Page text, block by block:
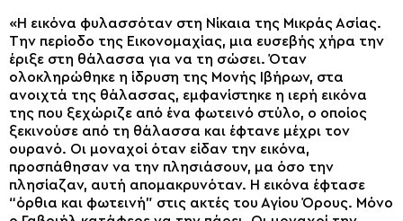
«Η εικόνα φυλασσόταν στη Νίκαια της Μικράς Ασίας.
Την περίοδο της Εικονομαχίας, μια ευσεβής χήρα την
έριξε στη θάλασσα για να τη σώσει. Όταν
ολοκληρώθηκε η ίδρυση της Μονής Ιβήρων, στα
ανοιχτά της θάλασσας, εμφανίστηκε η ιερή εικόνα
της που ξεχώριζε από ένα φωτεινό στύλο, ο οποίος
ξεκινούσε από τη θάλασσα και έφτανε μέχρι τον
ουρανό. Οι μοναχοί όταν είδαν την εικόνα,
προσπάθησαν να την πλησιάσουν, μα όσο την
πλησίαζαν, αυτή απομακρυνόταν. Η εικόνα έφτασε
“όρθια και φωτεινή” στις ακτές του Αγίου Όρους. Μόνο